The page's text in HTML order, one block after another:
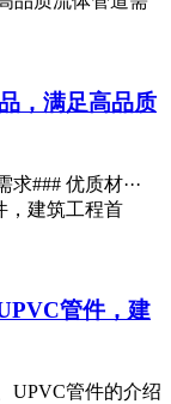
，满足高品质
### 优质材···
管件，建
UPVC管件的介绍